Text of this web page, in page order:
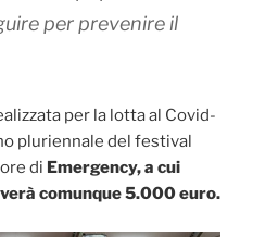
per prevenire il
per la lotta al Covid-
pluriennale del festival
di Emergency, a cui
comunque 5.000 euro.